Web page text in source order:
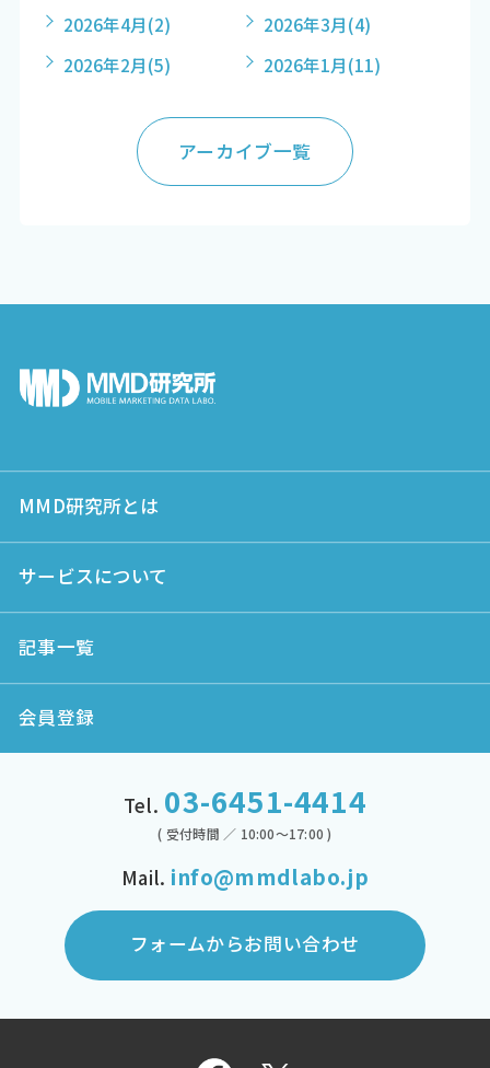
2026年4月(2) 2026年3月(4)
2026年2月(5) 2026年1月(11)
アーカイブ一覧
MMD研究所とは
サービスについて
記事一覧
会員登録
Tel. 03-6451-4414
( 受付時間 ／ 10:00～17:00 )
Mail. info@mmdlabo.jp
フォームからお問い合わせ